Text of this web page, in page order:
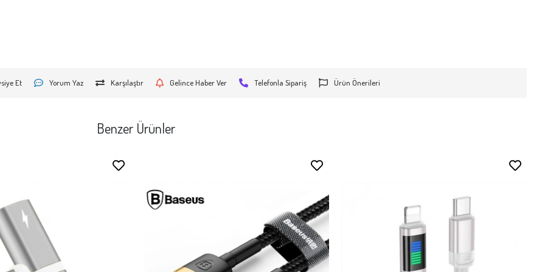
Et Yorum Yaz Karşılaştır Gelince Haber Ver Telefonla Sipariş Ürün Önerileri
Benzer Ürünler
Stokta Yok Stokta Yok Stokta Yok